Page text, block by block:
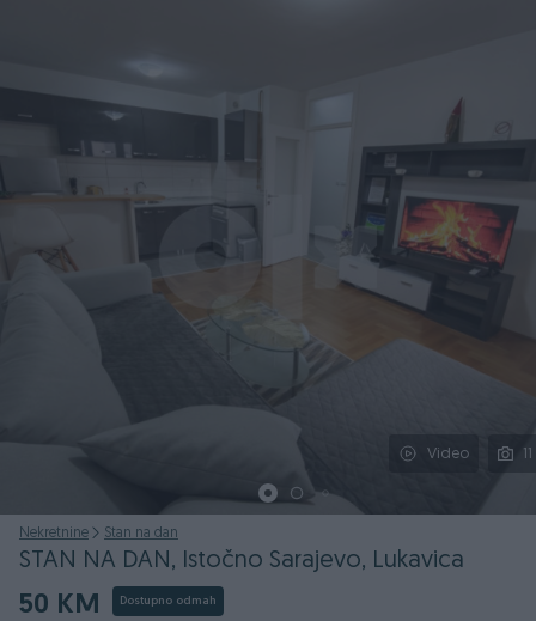
Video 11
Nekretnine Stan na dan
STAN NA DAN, Istočno Sarajevo, Lukavica
50 KM Dostupno odmah